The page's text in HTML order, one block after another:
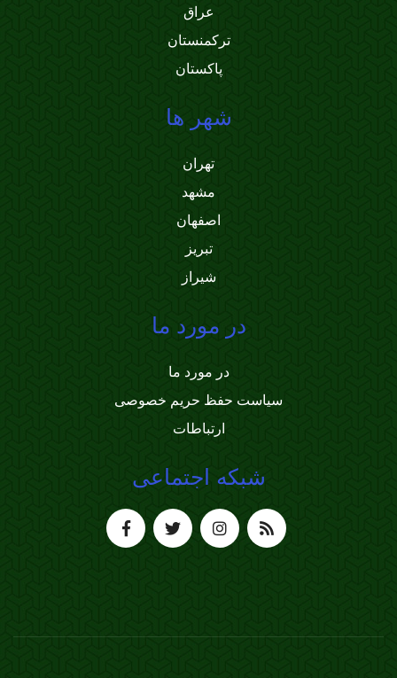
عراق
ترکمنستان
پاکستان
شهر ها
تهران
مشهد
اصفهان
تبریز
شیراز
در مورد ما
در مورد ما
سیاست حفظ حریم خصوصی
ارتباطات
شبکه اجتماعی